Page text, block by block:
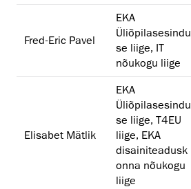
Fred-Eric Pavel
EKA
Üliõpilasesindu
se liige, IT
nõukogu liige
Elisabet Mätlik
EKA
Üliõpilasesindu
se liige, T4EU
liige, EKA
disainiteadusk
onna nõukogu
liige